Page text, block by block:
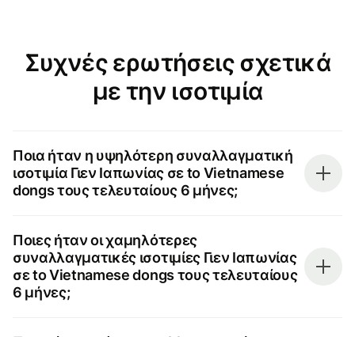
Συχνές ερωτήσεις σχετικά
με την ισοτιμία
Ποια ήταν η υψηλότερη συναλλαγματική
ισοτιμία Γιεν Ιαπωνίας σε to Vietnamese
dongs τους τελευταίους 6 μήνες;
Ποιες ήταν οι χαμηλότερες
συναλλαγματικές ισοτιμίες Γιεν Ιαπωνίας
σε to Vietnamese dongs τους τελευταίους
6 μήνες;